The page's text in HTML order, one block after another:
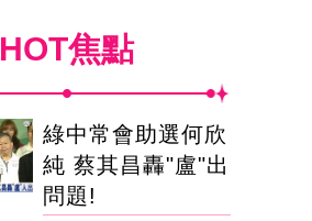
HOT焦點
綠中常會助選何欣
純 蔡其昌轟"盧"出
問題!